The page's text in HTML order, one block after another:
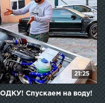
21:25
Спускаем на воду!